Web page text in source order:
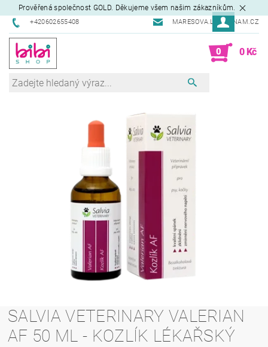
Prověřená společnost GOLD. Děkujeme všem našim zákazníkům.
+420602655408 MARESOVA.L@SEZNAM.CZ
0 0 Kč
SALVIA VETERINARY VALERIAN
AF 50 ML - KOZLÍK LÉKAŘSKÝ